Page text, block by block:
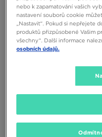
Žádné
Změňte
nebo k zapamatování vašich
nastavení souborů cookie
„Nastavit“. Pokud si nepřejete
produktů přizpůsobené Vašim
všechny“. Další informace
osobních údajů.